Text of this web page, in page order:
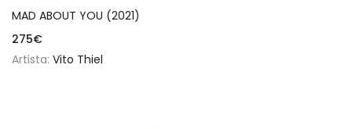
MAD ABOUT YOU (2021)
275€
Artista: Vito Thiel